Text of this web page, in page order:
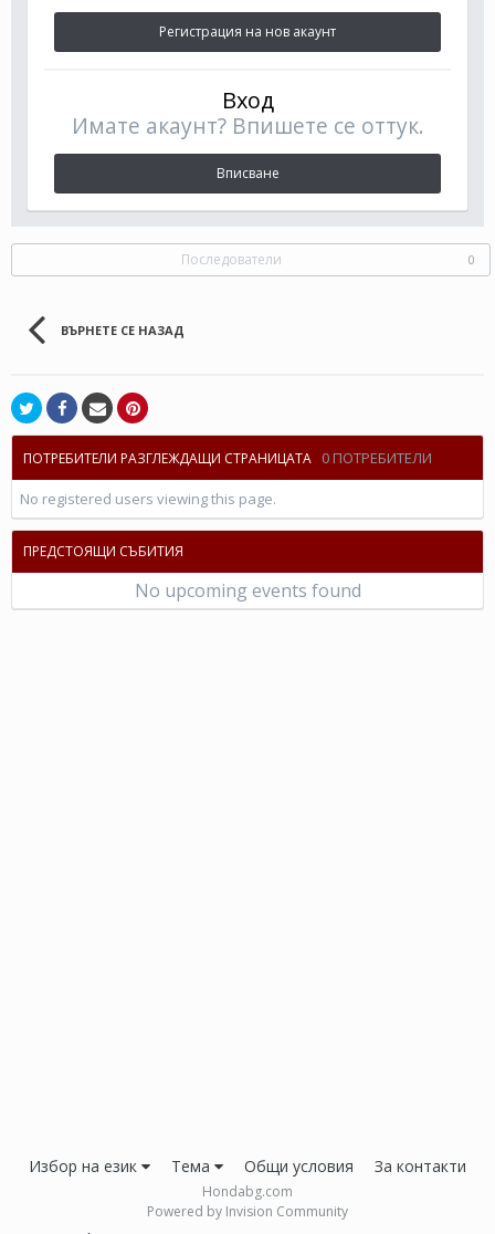
Регистрация на нов акаунт
Вход
Имате акаунт? Впишете се оттук.
Вписване
Последователи 0
ВЪРНЕТЕ СЕ НАЗАД
ПОТРЕБИТЕЛИ РАЗГЛЕЖДАЩИ СТРАНИЦАТА 0 ПОТРЕБИТЕЛИ
No registered users viewing this page.
ПРЕДСТОЯЩИ СЪБИТИЯ
No upcoming events found
Избор на език Тема Общи условия За контакти
Hondabg.com
Powered by Invision Community